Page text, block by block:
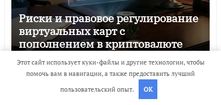
Риски и правовое регулирование
виртуальных карт с
пополнением в криптовалюте
Этот сайт использует куки-файлы и другие технологии, чтобы
помочь вам в навигации, а также предоставить лучший
пользовательский опыт.
OK